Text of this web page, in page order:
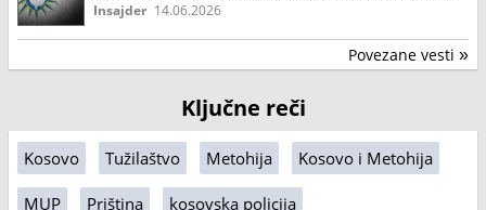
Kurti želi da se svaki Srbin oseća nesigurno
Insajder 14.06.2026
Povezane vesti »
Ključne reči
Kosovo Tužilaštvo Metohija Kosovo i Metohija
MUP Priština kosovska policija